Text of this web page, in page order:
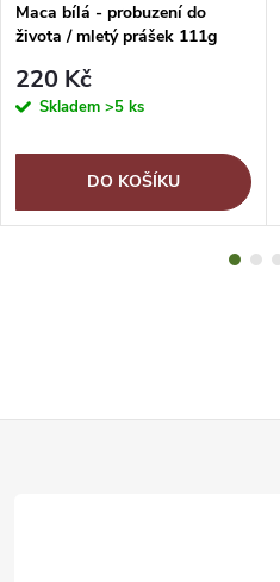
Maca bílá - probuzení do
života / mletý prášek 111g
220 Kč
Skladem >5 ks
DO KOŠÍKU